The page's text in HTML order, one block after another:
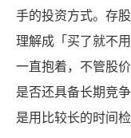
手的投资方式。存
理解成「买了就不
一直抱着，不管股
是否还具备长期竞
是用比较长的时间